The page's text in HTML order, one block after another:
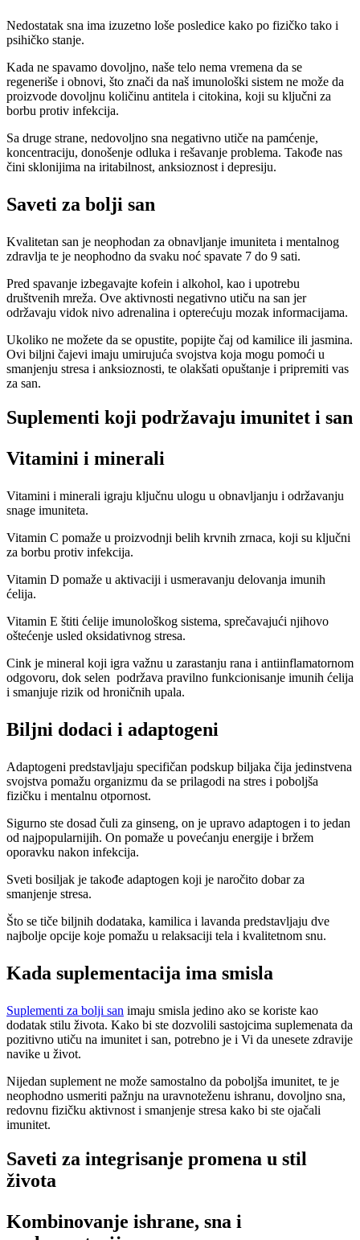
Nedostatak sna ima izuzetno loše posledice kako po fizičko tako i
psihičko stanje.
Kada ne spavamo dovoljno, naše telo nema vremena da se
regeneriše i obnovi, što znači da naš imunološki sistem ne može da
proizvode dovoljnu količinu antitela i citokina, koji su ključni za
borbu protiv infekcija.
Sa druge strane, nedovoljno sna negativno utiče na pamćenje,
koncentraciju, donošenje odluka i rešavanje problema. Takođe nas
čini sklonijima na iritabilnost, anksioznost i depresiju.
Saveti za bolji san
Kvalitetan san je neophodan za obnavljanje imuniteta i mentalnog
zdravlja te je neophodno da svaku noć spavate 7 do 9 sati.
Pred spavanje izbegavajte kofein i alkohol, kao i upotrebu
društvenih mreža. Ove aktivnosti negativno utiču na san jer
održavaju vidok nivo adrenalina i opterećuju mozak informacijama.
Ukoliko ne možete da se opustite, popijte čaj od kamilice ili jasmina.
Ovi biljni čajevi imaju umirujuća svojstva koja mogu pomoći u
smanjenju stresa i anksioznosti, te olakšati opuštanje i pripremiti vas
za san.
Suplementi koji podržavaju imunitet i san
Vitamini i minerali
Vitamini i minerali igraju ključnu ulogu u obnavljanju i održavanju
snage imuniteta.
Vitamin C pomaže u proizvodnji belih krvnih zrnaca, koji su ključni
za borbu protiv infekcija.
Vitamin D pomaže u aktivaciji i usmeravanju delovanja imunih
ćelija.
Vitamin E štiti ćelije imunološkog sistema, sprečavajući njihovo
oštećenje usled oksidativnog stresa.
Cink je mineral koji igra važnu u zarastanju rana i antiinflamatornom
odgovoru, dok selen podržava pravilno funkcionisanje imunih ćelija
i smanjuje rizik od hroničnih upala.
Biljni dodaci i adaptogeni
Adaptogeni predstavljaju specifičan podskup biljaka čija jedinstvena
svojstva pomažu organizmu da se prilagodi na stres i poboljša
fizičku i mentalnu otpornost.
Sigurno ste dosad čuli za ginseng, on je upravo adaptogen i to jedan
od najpopularnijih. On pomaže u povećanju energije i bržem
oporavku nakon infekcija.
Sveti bosiljak je takođe adaptogen koji je naročito dobar za
smanjenje stresa.
Što se tiče biljnih dodataka, kamilica i lavanda predstavljaju dve
najbolje opcije koje pomažu u relaksaciji tela i kvalitetnom snu.
Kada suplementacija ima smisla
Suplementi za bolji san imaju smisla jedino ako se koriste kao
dodatak stilu života. Kako bi ste dozvolili sastojcima suplemenata da
pozitivno utiču na imunitet i san, potrebno je i Vi da unesete zdravije
navike u život.
Nijedan suplement ne može samostalno da poboljša imunitet, te je
neophodno usmeriti pažnju na uravnoteženu ishranu, dovoljno sna,
redovnu fizičku aktivnost i smanjenje stresa kako bi ste ojačali
imunitet.
Saveti za integrisanje promena u stil
života
Kombinovanje ishrane, sna i